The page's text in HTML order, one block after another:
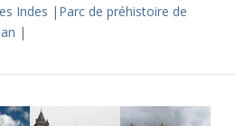
Indes | Parc de préhistoire de
|